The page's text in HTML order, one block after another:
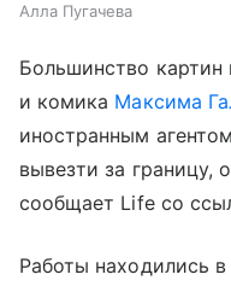
Алла Пугачева
Большинство
и комика Максима
иностранным
вывезти за границу,
сообщает Life со
Работы находились